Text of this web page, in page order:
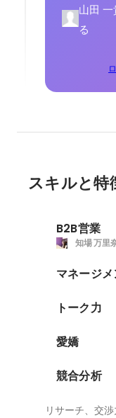
山田
る
スキルと特
B2B営業
知場 万里
マネージメ
トーク力
愛嬌
競合分析
リサーチ、交